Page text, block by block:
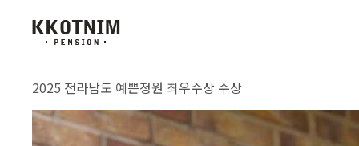
1
2025 전라남도 예쁜정원 최우수상 수상
메인으로
펜션소개